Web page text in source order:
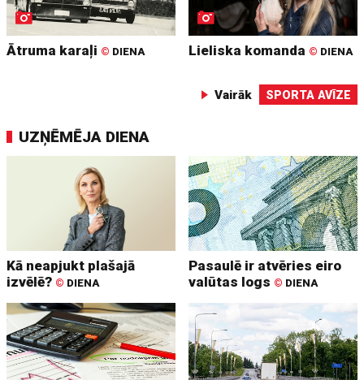
Ātruma karaļi © DIENA Lieliska komanda © DIENA
Vairāk SPORTA AVĪZE
UZŅĒMĒJA DIENA
Kā neapjukt plašajā
izvēlē? © DIENA
Pasaulē ir atvēries eiro
valūtas logs © DIENA